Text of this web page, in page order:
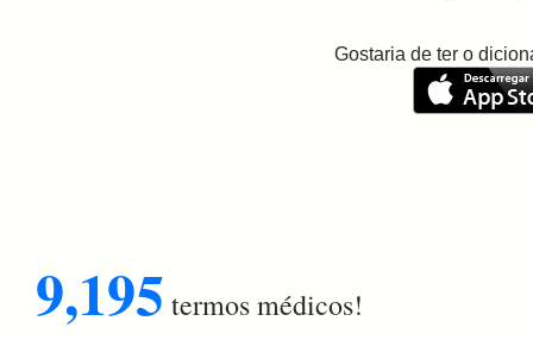
Gostaria de ter o
9,195 termos médicos!